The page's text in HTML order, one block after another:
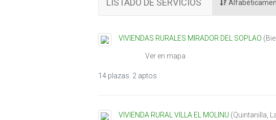
LISTADO DE SERVICIOS
VIVIENDAS RURALES MIRADOR DEL SOPLAO (
Ver en mapa
14 plazas. 2 aptos
VIVIENDA RURAL VILLA EL MOLINU (Quintanilla